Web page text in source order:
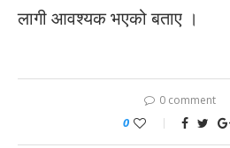
लागी आवश्यक भएको बताए ।
0 comment
0